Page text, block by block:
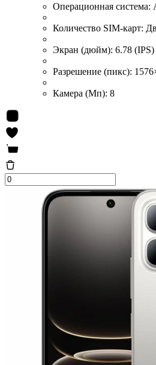
Операционная система:
Количество SIM-карт:
Экран (дюйм): 6.78 (IPS)
Разрешение (пикс):
Камера (Мп): 8